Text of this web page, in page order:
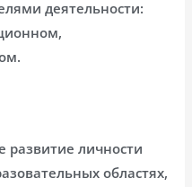
деятельности:
развитие личности
областях,